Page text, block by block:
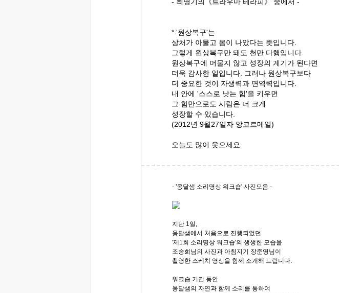
* '원상복구'는
상처가 아물고 몸이 나았다는 뜻입니다.
그렇게 원상복구만 돼도 천만 다행입니다.
원상복구에 머물지 않고 성장의 계기가 된다면
더욱 감사한 일입니다. 그러나 원상복구보다
더 중요한 것이 자생력과 면역력입니다.
내 안에 '스스로 낫는 힘'을 키우면
그 힘만으로도 사람은 더 크게
성장할 수 있습니다.
(2012년 9월27일자 앙코르메일)
오늘도 많이 웃으세요.
- '옹달샘 소리명상 워크숍' 사진모음 -
지난 1일,
옹달샘에서 처음으로 진행되었던
'제1회 소리명상 워크숍'의 생생한 모습을
조송희님의 사진과 아침지기 장준영님이
촬영한 스케치 영상을 함께 소개해 드립니다.
워크숍 기간 동안
옹달샘의 자연과 함께 소리를 통하여